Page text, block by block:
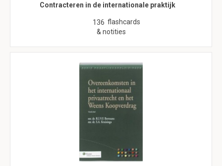
Contracteren in de internationale praktijk
136 flashcards
& notities